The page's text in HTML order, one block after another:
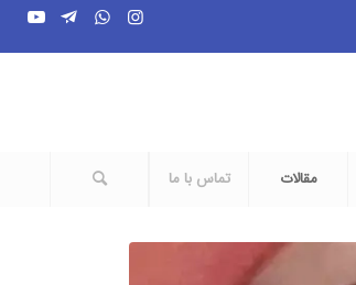
مقالات تماس با ما